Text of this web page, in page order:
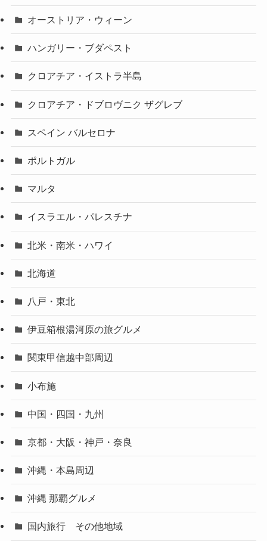
オーストリア・ウィーン
ハンガリー・ブダペスト
クロアチア・イストラ半島
クロアチア・ドブロヴニク ザグレブ
スペイン バルセロナ
ポルトガル
マルタ
イスラエル・パレスチナ
北米・南米・ハワイ
北海道
八戸・東北
伊豆箱根湯河原の旅グルメ
関東甲信越中部周辺
小布施
中国・四国・九州
京都・大阪・神戸・奈良
沖縄・本島周辺
沖縄 那覇グルメ
国内旅行 その他地域